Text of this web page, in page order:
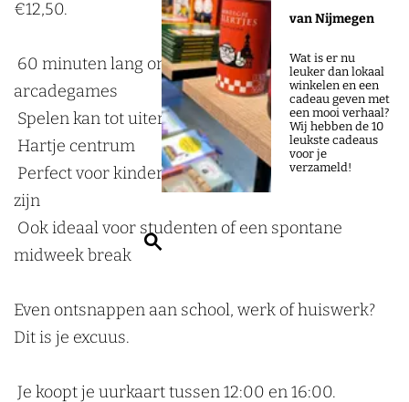
van Nijmegen
Wat is er nu
leuker dan lokaal
winkelen en een
cadeau geven met
een mooi verhaal?
Wij hebben de 10
leukste cadeaus
voor je
verzameld!
Z
k
a
d
n
e
s
s
b
j
p
l
a
d
n
e
s
b
i
P
o
C
€12,50.
60 minuten lang onbeperkt losgaan op onze
arcadegames
Spelen kan tot uiterlijk 17:00
Hartje centrum
Perfect voor kinderen die woensdagmiddag vrij
zijn
Ook ideaal voor studenten of een spontane
midweek break
Even ontsnappen aan school, werk of huiswerk?
Dit is je excuus.
Je koopt je uurkaart tussen 12:00 en 16:00.